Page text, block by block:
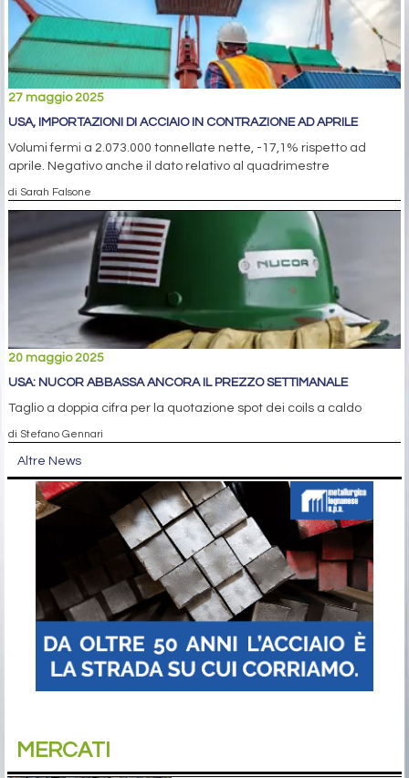
27 maggio 2025
USA, IMPORTAZIONI DI ACCIAIO IN CONTRAZIONE AD APRILE
Volumi fermi a 2.073.000 tonnellate nette, -17,1% rispetto ad
aprile. Negativo anche il dato relativo al quadrimestre
di Sarah Falsone
20 maggio 2025
USA: NUCOR ABBASSA ANCORA IL PREZZO SETTIMANALE
Taglio a doppia cifra per la quotazione spot dei coils a caldo
di Stefano Gennari
Altre News
MERCATI